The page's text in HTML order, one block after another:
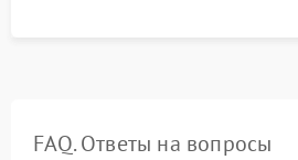
FAQ. Ответы на вопросы